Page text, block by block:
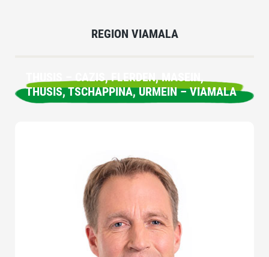
REGION VIAMALA
THUSIS – CAZIS, FLERDEN, MASEIN,
THUSIS, TSCHAPPINA, URMEIN – VIAMALA